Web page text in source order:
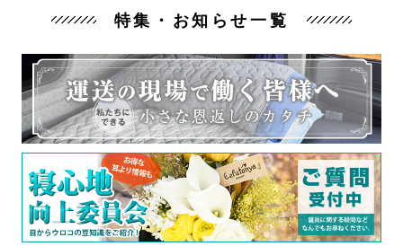
特集・お知らせ一覧